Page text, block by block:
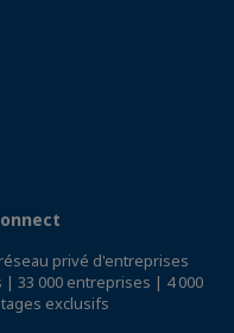
privé d'entreprises
| 33 000 entreprises | 4 000
exclusifs